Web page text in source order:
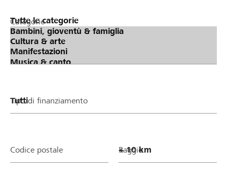
Categorie
Tipo di finanziamento
Codice postale Raggio